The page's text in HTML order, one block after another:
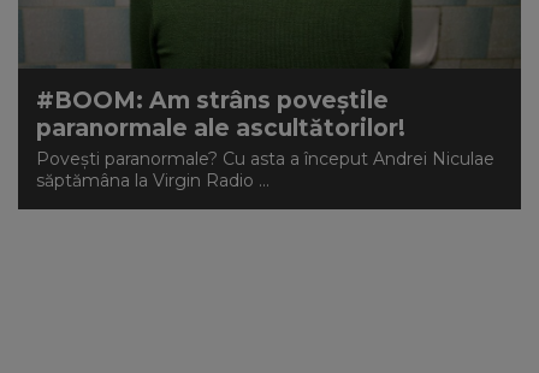
#BOOM: Am strâns poveştile
paranormale ale ascultătorilor!
Poveşti paranormale? Cu asta a început Andrei Niculae
săptămâna la Virgin Radio ...